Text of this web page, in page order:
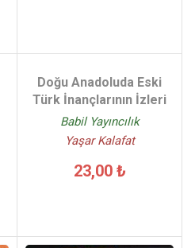
Doğu Anadoluda Eski
Türk İnançlarının İzleri
Babil Yayıncılık
Yaşar Kalafat
23,00 ₺